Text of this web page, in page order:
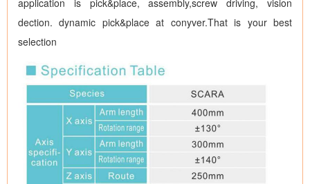
application is pick&place, assembly,screw driving, vision
dection. dynamic pick&place at conyver.That is your best
selection